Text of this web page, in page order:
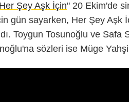
Her Şey Aşk İçin" 20 Ekim'de
gün sayarken, Her Şey Aşk
Toygun Tosunoğlu ve Safa
sözleri ise Müge